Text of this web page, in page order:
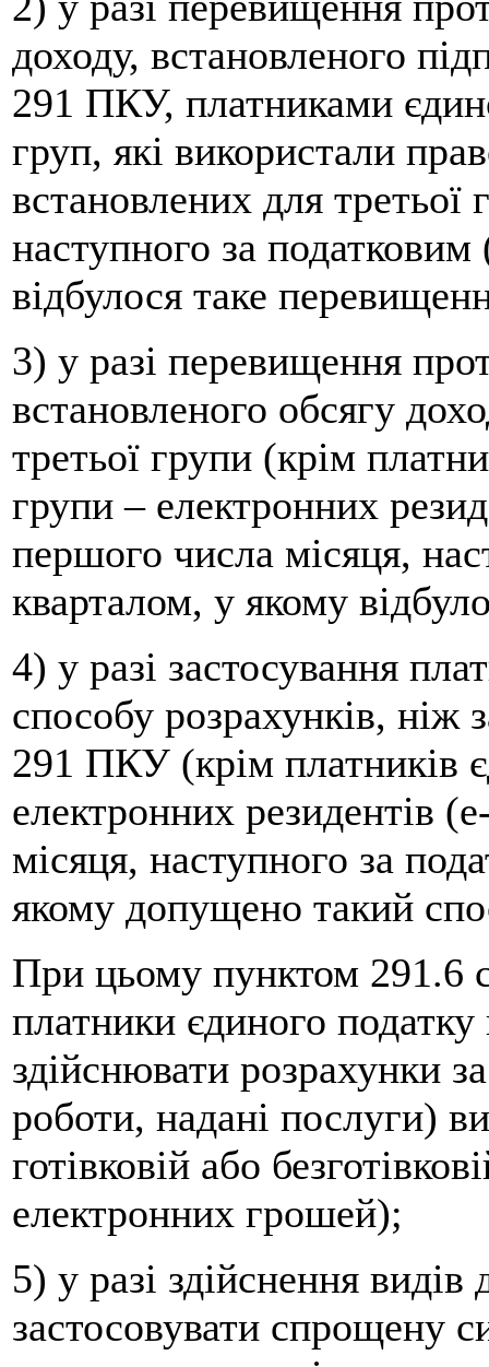
доходу, встановленого
291 ПКУ, платниками
груп, які використали
встановлених для
наступного за
відбулося таке
3) у разі перевищення
встановленого обсягу
третьої групи (крім
групи – електронних
першого числа місяця,
кварталом, у якому
4) у разі застосування
способу розрахунків, ніж
291 ПКУ (крім платників
електронних резидентів
місяця, наступного за
якому допущено такий
При цьому пунктом 291.6
платники єдиного
здійснювати розрахунки
роботи, надані послуги)
готівковій або
електронних грошей);
5) у разі здійснення видів
застосовувати спрощену